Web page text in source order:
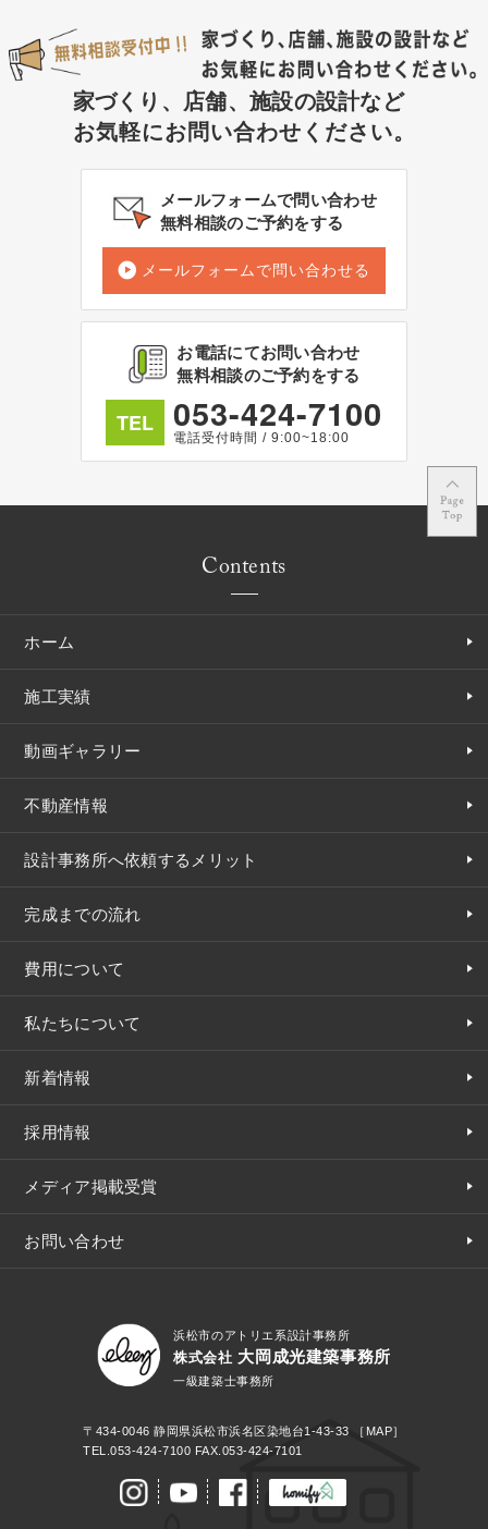
家づくり、店舗、施設の設計など
お気軽にお問い合わせください。
メールフォームで問い合わせ
無料相談のご予約をする
メールフォームで問い合わせる
お電話にてお問い合わせ
無料相談のご予約をする
TEL 053-424-7100
電話受付時間 / 9:00~18:00
Contents
ホーム
施工実績
動画ギャラリー
不動産情報
設計事務所へ依頼するメリット
完成までの流れ
費用について
私たちについて
新着情報
採用情報
メディア掲載受賞
お問い合わせ
浜松市のアトリエ系設計事務所
株式会社 大岡成光建築事務所
一級建築士事務所
〒434-0046静岡県浜松市浜名区染地台1-43-33
［MAP］
TEL.053-424-7100 FAX.053-424-7101